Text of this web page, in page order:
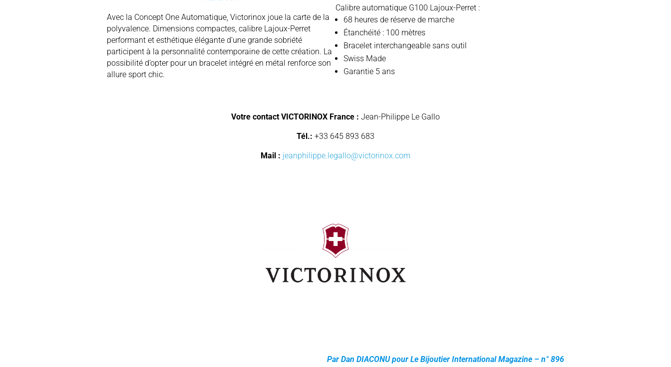
Avec la Concept One Automatique, Victorinox joue la carte de la
polyvalence. Dimensions compactes, calibre Lajoux-Perret
performant et esthétique élégante d’une grande sobriété
participent à la personnalité contemporaine de cette création. La
possibilité d’opter pour un bracelet intégré en métal renforce son
allure sport chic.
Calibre automatique G100 Lajoux-Perret :
68 heures de réserve de marche
Étanchéité : 100 mètres
Bracelet interchangeable sans outil
Swiss Made
Garantie 5 ans
Votre contact VICTORINOX France : Jean-Philippe Le Gallo
Tél.: +33 645 893 683
Mail : jeanphilippe.legallo@victorinox.com
Par Dan DIACONU pour Le Bijoutier International Magazine – n° 896